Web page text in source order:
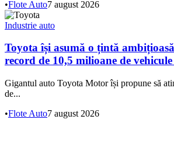
•Flote Auto7 august 2026
Industrie auto
Toyota își asumă o țintă
record de 10,5 milioane de
Gigantul auto Toyota Motor își propune să
de...
•Flote Auto7 august 2026